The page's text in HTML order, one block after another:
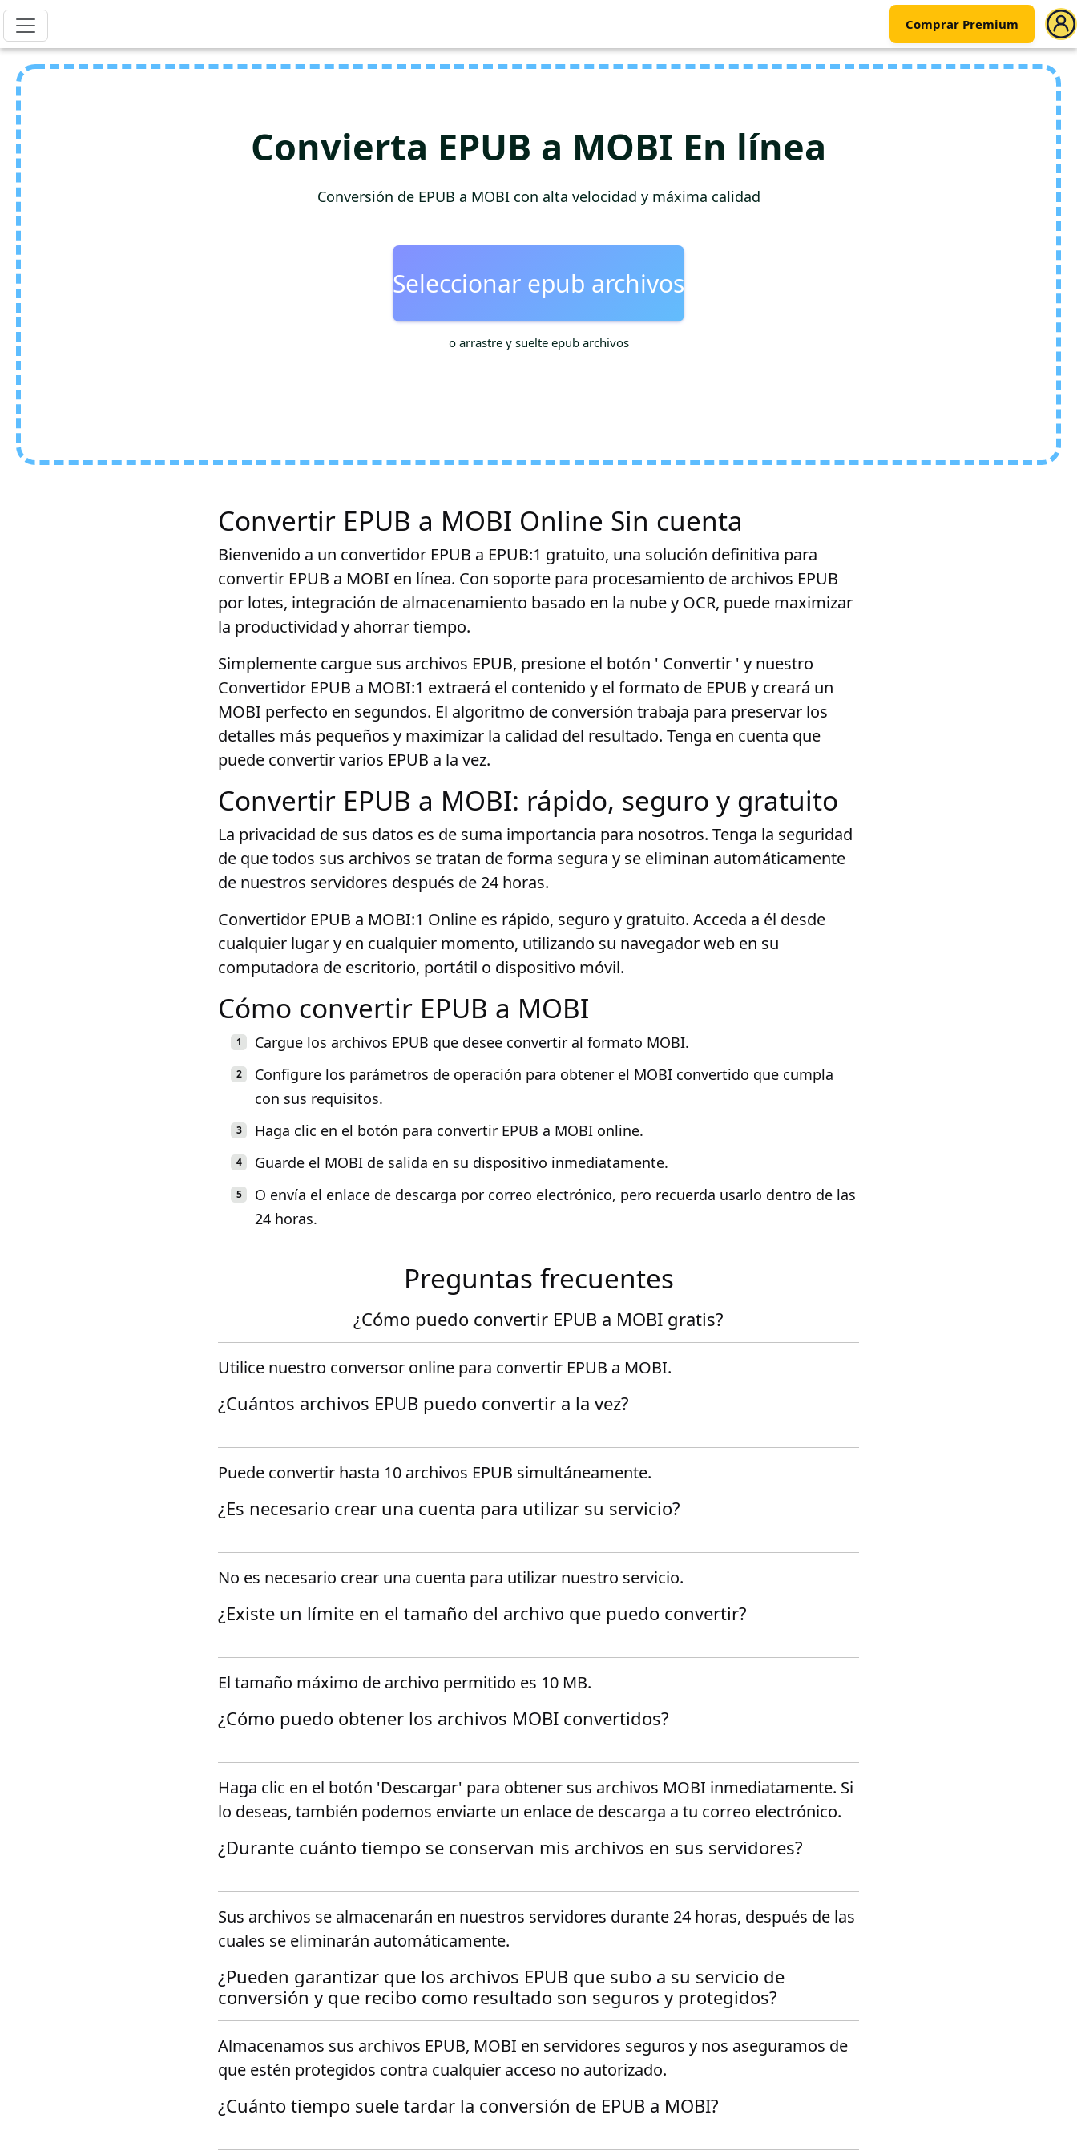
Comprar Premium
Convierta EPUB a MOBI En línea
Conversión de EPUB a MOBI con alta velocidad y máxima calidad
Seleccionar epub archivos
o arrastre y suelte epub archivos
Convertir EPUB a MOBI Online Sin cuenta
Bienvenido a un convertidor EPUB a EPUB:1 gratuito, una solución definitiva para
convertir EPUB a MOBI en línea. Con soporte para procesamiento de archivos EPUB
por lotes, integración de almacenamiento basado en la nube y OCR, puede maximizar
la productividad y ahorrar tiempo.
Simplemente cargue sus archivos EPUB, presione el botón ' Convertir ' y nuestro
Convertidor EPUB a MOBI:1 extraerá el contenido y el formato de EPUB y creará un
MOBI perfecto en segundos. El algoritmo de conversión trabaja para preservar los
detalles más pequeños y maximizar la calidad del resultado. Tenga en cuenta que
puede convertir varios EPUB a la vez.
Convertir EPUB a MOBI: rápido, seguro y gratuito
La privacidad de sus datos es de suma importancia para nosotros. Tenga la seguridad
de que todos sus archivos se tratan de forma segura y se eliminan automáticamente
de nuestros servidores después de 24 horas.
Convertidor EPUB a MOBI:1 Online es rápido, seguro y gratuito. Acceda a él desde
cualquier lugar y en cualquier momento, utilizando su navegador web en su
computadora de escritorio, portátil o dispositivo móvil.
Cómo convertir EPUB a MOBI
Cargue los archivos EPUB que desee convertir al formato MOBI.
Configure los parámetros de operación para obtener el MOBI convertido que cumpla
con sus requisitos.
Haga clic en el botón para convertir EPUB a MOBI online.
Guarde el MOBI de salida en su dispositivo inmediatamente.
O envía el enlace de descarga por correo electrónico, pero recuerda usarlo dentro de las
24 horas.
Preguntas frecuentes
¿Cómo puedo convertir EPUB a MOBI gratis?
Utilice nuestro conversor online para convertir EPUB a MOBI.
¿Cuántos archivos EPUB puedo convertir a la vez?
Puede convertir hasta 10 archivos EPUB simultáneamente.
¿Es necesario crear una cuenta para utilizar su servicio?
No es necesario crear una cuenta para utilizar nuestro servicio.
¿Existe un límite en el tamaño del archivo que puedo convertir?
El tamaño máximo de archivo permitido es 10 MB.
¿Cómo puedo obtener los archivos MOBI convertidos?
Haga clic en el botón 'Descargar' para obtener sus archivos MOBI inmediatamente. Si
lo deseas, también podemos enviarte un enlace de descarga a tu correo electrónico.
¿Durante cuánto tiempo se conservan mis archivos en sus servidores?
Sus archivos se almacenarán en nuestros servidores durante 24 horas, después de las
cuales se eliminarán automáticamente.
¿Pueden garantizar que los archivos EPUB que subo a su servicio de
conversión y que recibo como resultado son seguros y protegidos?
Almacenamos sus archivos EPUB, MOBI en servidores seguros y nos aseguramos de
que estén protegidos contra cualquier acceso no autorizado.
¿Cuánto tiempo suele tardar la conversión de EPUB a MOBI?